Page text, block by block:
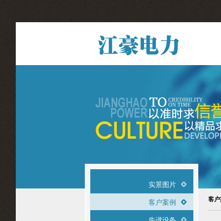
实景图片
客户案例 客